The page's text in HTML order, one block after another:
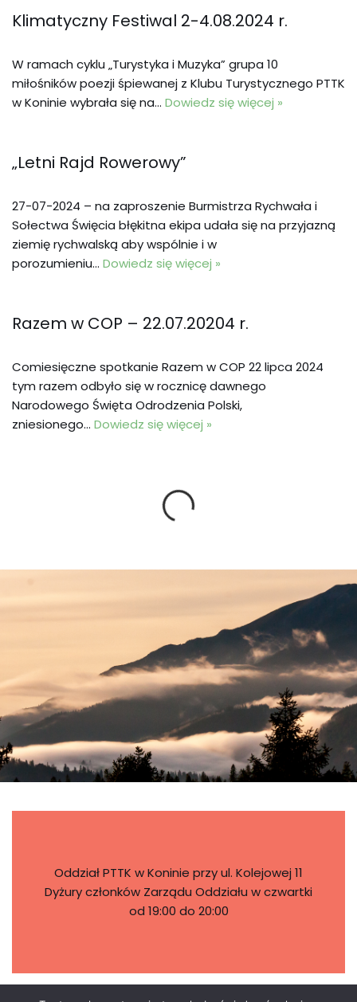
Klimatyczny Festiwal 2-4.08.2024 r.
W ramach cyklu „Turystyka i Muzyka” grupa 10
miłośników poezji śpiewanej z Klubu Turystycznego PTTK
w Koninie wybrała się na… Dowiedz się więcej »
„Letni Rajd Rowerowy”
27-07-2024 – na zaproszenie Burmistrza Rychwała i
Sołectwa Święcia błękitna ekipa udała się na przyjazną
ziemię rychwalską aby wspólnie i w
porozumieniu… Dowiedz się więcej »
Razem w COP – 22.07.20204 r.
Comiesięczne spotkanie Razem w COP 22 lipca 2024
tym razem odbyło się w rocznicę dawnego
Narodowego Święta Odrodzenia Polski,
zniesionego… Dowiedz się więcej »
Oddział PTTK w Koninie przy ul. Kolejowej 11
Dyżury członków Zarządu Oddziału w czwartki
od 19:00 do 20:00
STRONY NA FB